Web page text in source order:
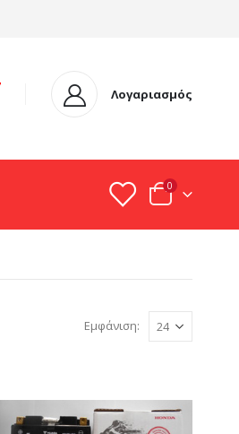
Λογαριασμός
0
Εμφάνιση: